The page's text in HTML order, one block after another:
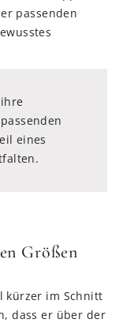
passenden
eines
Größen
kürzer im Schnitt
dass er über der